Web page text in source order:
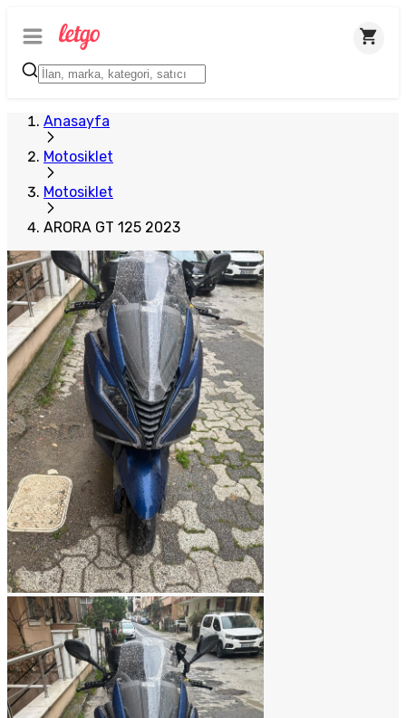
Anasayfa
Motosiklet
Motosiklet
ARORA GT 125 2023